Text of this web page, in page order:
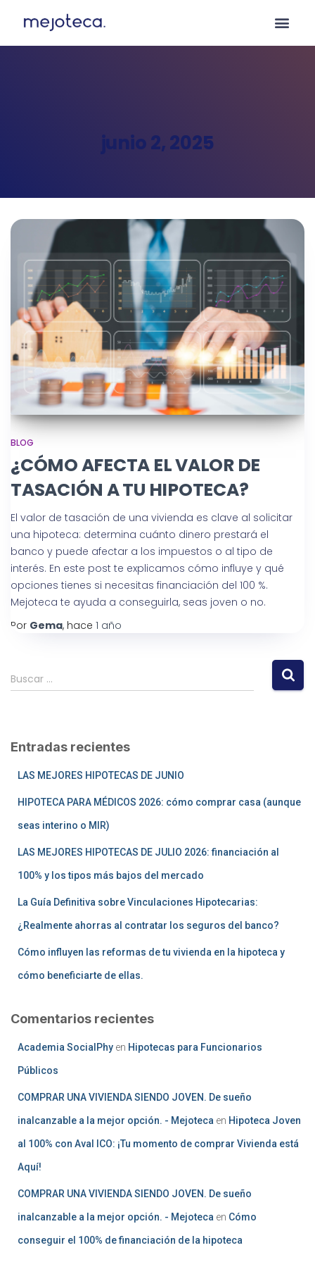
junio 2, 2025
BLOG
¿CÓMO AFECTA EL VALOR DE
TASACIÓN A TU HIPOTECA?
El valor de tasación de una vivienda es clave al solicitar
una hipoteca: determina cuánto dinero prestará el
banco y puede afectar a los impuestos o al tipo de
interés. En este post te explicamos cómo influye y qué
opciones tienes si necesitas financiación del 100 %.
Mejoteca te ayuda a conseguirla, seas joven o no.
Por Gema, hace 1 año
Buscar …
Entradas recientes
LAS MEJORES HIPOTECAS DE JUNIO
HIPOTECA PARA MÉDICOS 2026: cómo comprar casa (aunque
seas interino o MIR)
LAS MEJORES HIPOTECAS DE JULIO 2026: financiación al
100% y los tipos más bajos del mercado
La Guía Definitiva sobre Vinculaciones Hipotecarias:
¿Realmente ahorras al contratar los seguros del banco?
Cómo influyen las reformas de tu vivienda en la hipoteca y
cómo beneficiarte de ellas.
Comentarios recientes
Academia SocialPhy en Hipotecas para Funcionarios
Públicos
COMPRAR UNA VIVIENDA SIENDO JOVEN. De sueño
inalcanzable a la mejor opción. - Mejoteca en Hipoteca Joven
al 100% con Aval ICO: ¡Tu momento de comprar Vivienda está
Aquí!
COMPRAR UNA VIVIENDA SIENDO JOVEN. De sueño
inalcanzable a la mejor opción. - Mejoteca en Cómo
conseguir el 100% de financiación de la hipoteca